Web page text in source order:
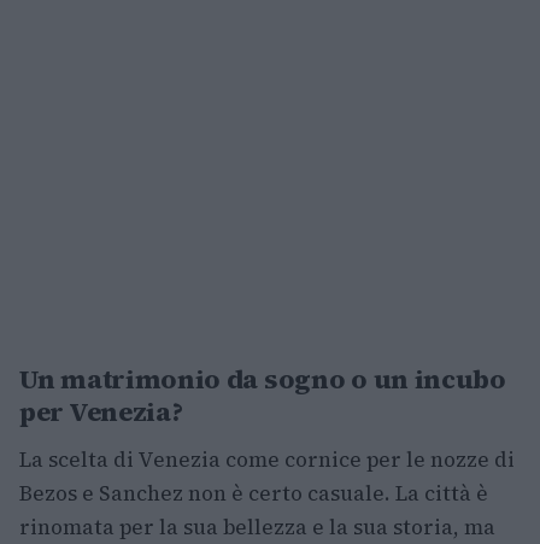
Un matrimonio da sogno o un incubo
per Venezia?
La scelta di Venezia come cornice per le nozze di
Bezos e Sanchez non è certo casuale. La città è
rinomata per la sua bellezza e la sua storia, ma